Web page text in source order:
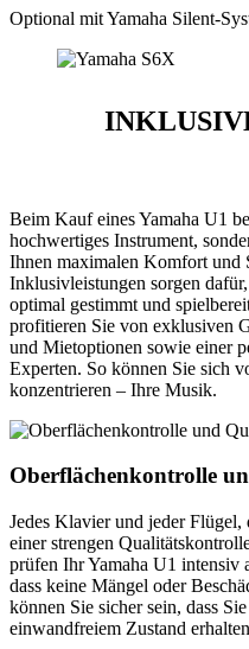
Optional mit Yamaha Silent-
Beim Kauf eines Yamaha U1
hochwertiges Instrument,
Ihnen maximalen Komfort und
Inklusivleistungen sorgen
optimal gestimmt und
profitieren Sie von exklusiven
und Mietoptionen sowie einer
Experten. So können Sie sich
konzentrieren – Ihre Musik.
Oberflächenkontrolle
Jedes Klavier und jeder Flügel,
einer strengen
prüfen Ihr Yamaha U1 intensiv
dass keine Mängel oder
können Sie sicher sein, dass
einwandfreiem Zustand